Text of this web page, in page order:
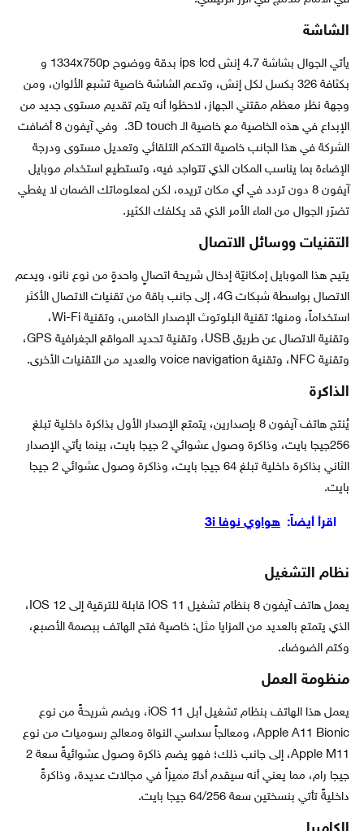
الشاشة
يأتي الجوال بشاشة 4.7 إنش ips lcd بدقة ووضوح 1334x750p و
بكثافة 326 بكسل لكل إنش، وتدعم الشاشة خاصية تشبع الألوان، ومن
وجهة نظر معظم مقتني الجهاز، لاحظوا أنه يتم تقديم مستوى جديد من
الإبداع في هذه الخاصية مع خاصية الـ 3D touch. وفي آيفون 8 أضافت
الشركة في هذا الجانب خاصية التحكم التلقائي وتعديل مستوى ودرجة
الإضاءة بما يناسب المكان الذي تتواجد فيه، وتستطيع استخدام موبايل
آيفون 8 دون تردد في أي مكان تريده، لكن لمعلوماتك الضمان لا يغطي
تضرّر الجوال من الماء الأمر الذي قد يكلفك الكثير.
التقنيات ووسائل الاتصال
يتيح هذا الموبايل إمكانيّة إدخال شريحة اتصالٍ واحدةٍ من نوع نانو، ويدعم
الاتصال بواسطة شبكات 4G، إلى جانب باقة من تقنيات الاتصال الأكثر
استخداماً، ومنها: تقنية البلوتوث الإصدار الخامس، وتقنية Wi-Fi،
وتقنية الاتصال عن طريق USB، وتقنية تحديد المواقع الجغرافية GPS،
وتقنية NFC، وتقنية voice navigation والعديد من التقنيات الأخرى.
الذاكرة
يُنتج هاتف آيفون 8 بإصدارين، يتمتع الإصدار الأول بذاكرة داخلية تبلغ
256جيجا بايت، وذاكرة وصول عشوائي 2 جيجا بايت، بينما يأتي الإصدار
الثاني بذاكرة داخلية تبلغ 64 جيجا بايت، وذاكرة وصول عشوائي 2 جيجا
بايت.
اقرأ أيضاً: هواوي نوفا 3i
نظام التشغيل
يعمل هاتف آيفون 8 بنظام تشغيل IOS 11 قابلة للترقية إلى IOS 12،
الذي يتمتع بالعديد من المزايا مثل: خاصية فتح الهاتف ببصمة الأصبع،
وكتم الضوضاء.
منظومة العمل
يعمل هذا الهاتف بنظام تشغيل أبل iOS 11، ويضم شريحةً من نوع
Apple A11 Bionic، ومعالجاً سداسي النواة ومعالج رسوميات من نوع
Apple M11، إلى جانب ذلك؛ فهو يضم ذاكرة وصول عشوائيةً سعة 2
جيجا رام، مما يعني أنه سيقدم أداءً مميزاً في مجالات عديدة، وذاكرةً
داخليةً تأتي بنسختين سعة 64/256 جيجا بايت.